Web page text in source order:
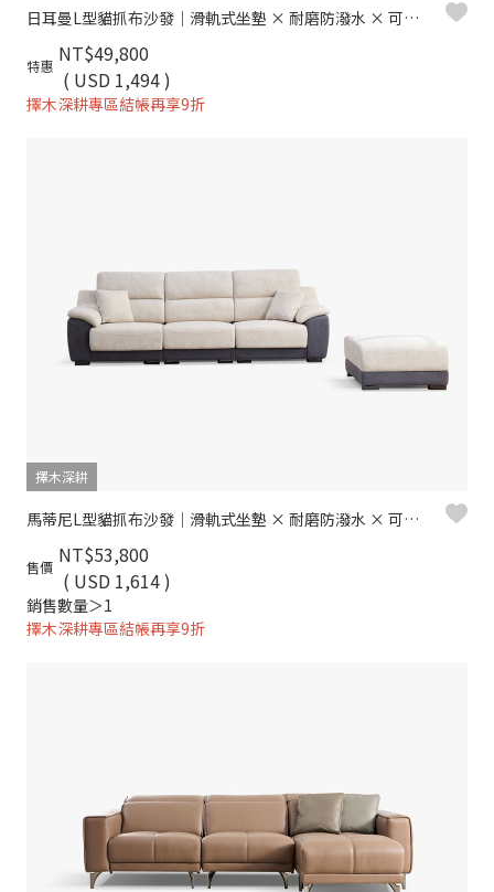
日耳曼L型貓抓布沙發｜滑軌式坐墊 × 耐磨防潑水 × 可調頭靠枕 – 擇木深耕
特惠 NT$49,800
( USD 1,494 )
擇木深耕專區結帳再享9折
擇木深耕
馬蒂尼L型貓抓布沙發｜滑軌式坐墊 × 耐磨防潑水 × 可拆洗布套 – 擇木深耕
售價 NT$53,800
( USD 1,614 )
銷售數量＞1
擇木深耕專區結帳再享9折